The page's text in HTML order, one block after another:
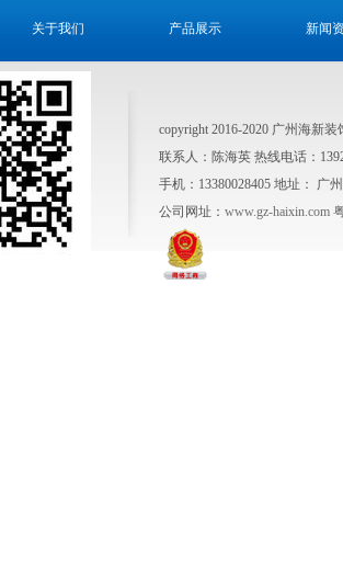
关于我们 产品展示 新闻
copyright 2016-2020 广州海新
联系人：陈海英 热线电话：
手机：13380028405 地址： 广
公司网址： www.gz-haixin.com